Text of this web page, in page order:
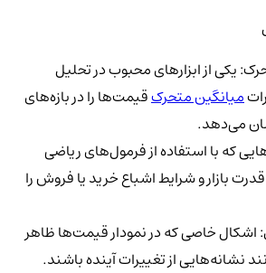
یکی از ابزارهای محبوب در تحلیل
میانگین متحرکقیمت‌ها را در بازه‌های
می‌دهد.
که با استفاده از فرمول‌های ریاضی
بازار و شرایط اشباع خرید یا فروش را
اشکال خاصی که در نمودار قیمت‌ها ظاهر
نشانه‌هایی از تغییرات آینده باشند.